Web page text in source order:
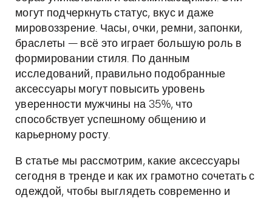
могут подчеркнуть статус, вкус и даже
мировоззрение. Часы, очки, ремни, запонки,
браслеты — всё это играет большую роль в
формировании стиля. По данным
исследований, правильно подобранные
аксессуары могут повысить уровень
уверенности мужчины на 35%, что
способствует успешному общению и
карьерному росту.
В статье мы рассмотрим, какие аксессуары
сегодня в тренде и как их грамотно сочетать с
одеждой, чтобы выглядеть современно и